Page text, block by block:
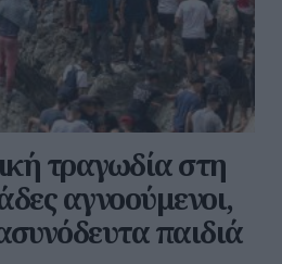
τραγωδία στη
αγνοούμενοι,
παιδιά